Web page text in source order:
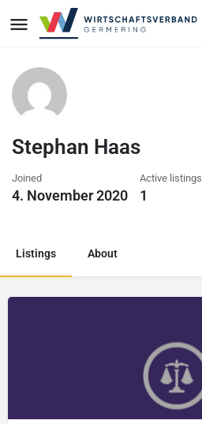
Stephan Haas
Joined
4. November 2020
Active listings
1
Listings About